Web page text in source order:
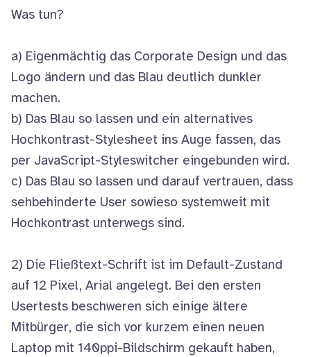
Was tun?
a) Eigenmächtig das Corporate Design und das
Logo ändern und das Blau deutlich dunkler
machen.
b) Das Blau so lassen und ein alternatives
Hochkontrast-Stylesheet ins Auge fassen, das
per JavaScript-Styleswitcher eingebunden wird.
c) Das Blau so lassen und darauf vertrauen, dass
sehbehinderte User sowieso systemweit mit
Hochkontrast unterwegs sind.
2) Die Fließtext-Schrift ist im Default-Zustand
auf 12 Pixel, Arial angelegt. Bei den ersten
Usertests beschweren sich einige ältere
Mitbürger, die sich vor kurzem einen neuen
Laptop mit 140ppi-Bildschirm gekauft haben,